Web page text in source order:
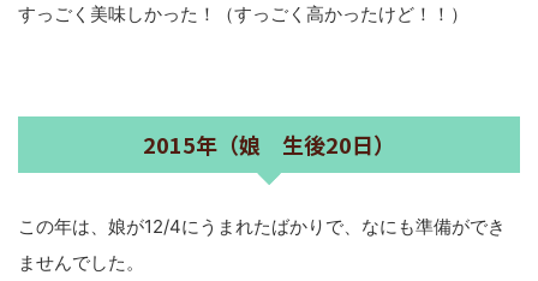
すっごく美味しかった！（すっごく高かったけど！！）
2015年（娘 生後20日）
この年は、娘が12/4にうまれたばかりで、なにも準備ができ
ませんでした。